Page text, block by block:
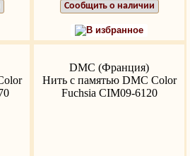
Сообщить о наличии
В избранное
DMC (Франция)
Нить с памятью DMC Color
Fuchsia CIM09-6120